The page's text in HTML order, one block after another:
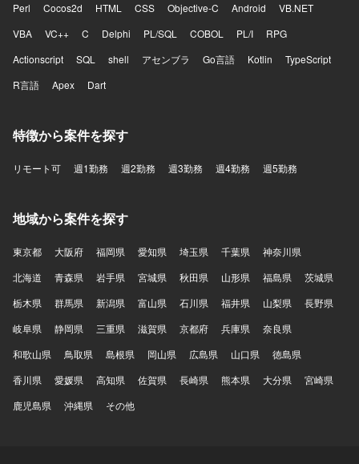
Perl
Cocos2d HTML CSS Objective-C Android
VB.NET
VBA
VC++ C Delphi PL/SQL COBOL PL/I
RPG
Actionscript
SQL shell アセンブラ Go言語 Kotlin
TypeScript
R言語
Apex Dart
特徴から案件を探す
リモート可 週1勤務 週2勤務 週3勤務 週4勤務 週5勤務
地域から案件を探す
東京都 大阪府 福岡県 愛知県 埼玉県 千葉県
神奈川県
北海道
青森県 岩手県 宮城県 秋田県 山形県 福島県
茨城県
栃木県
群馬県 新潟県 富山県 石川県 福井県 山梨県
長野県
岐阜県
静岡県 三重県 滋賀県 京都府 兵庫県
奈良県
和歌山県
鳥取県 島根県 岡山県 広島県 山口県
徳島県
香川県
愛媛県 高知県 佐賀県 長崎県 熊本県 大分県
宮崎県
鹿児島県
沖縄県 その他